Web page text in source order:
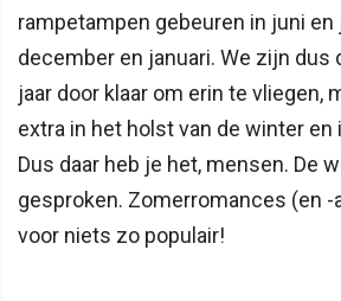
rampetampen gebeuren in juni en
december en januari. We zijn dus
jaar door klaar om erin te vliegen,
extra in het holst van de winter
Dus daar heb je het, mensen. De
gesproken. Zomerromances (en
voor niets zo populair!